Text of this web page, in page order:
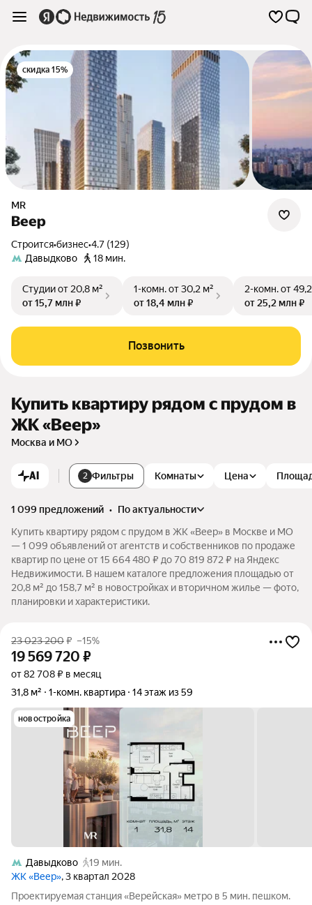
скидка 15%
MR
Веер
Строится•бизнес•4.7 (129)
Давыдково
18 мин.
Студииот 20,8 м²
от 15,7 млн ₽
1-комн.от 30,2 м²
от 18,4 млн ₽
2-комн.от
от 25,2 млн ₽
Позвонить
Купить квартиру рядом с прудом в
ЖК «Веер»
Москва и МО
AI 2 Фильтры Комнаты Цена
1 099 предложений •
по актуальности
Купить квартиру рядом с прудом в ЖК «Веер» в Москве и МО
— 1 099 объявлений от агентств и собственников по продаже
квартир по цене от 15 664 480 ₽ до 70 819 872 ₽ на Яндекс
Недвижимости. В нашем каталоге предложения площадью от
20,8 м² до 158,7 м² в новостройках и вторичном жилье — фото,
планировки и характеристики.
23 023 200₽ –15%
19 569 720 ₽
от 82 708 ₽ в месяц
31,8 м²
1-комн. квартира 14 этаж из 59
новостройка
Давыдково
19 мин.
ЖК «Веер», 3 квартал 2028
Проектируемая станция «Верейская» метро в 5 мин. пешком.